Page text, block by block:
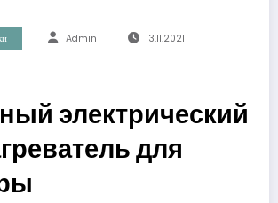
Admin 13.11.2021
электрический
для